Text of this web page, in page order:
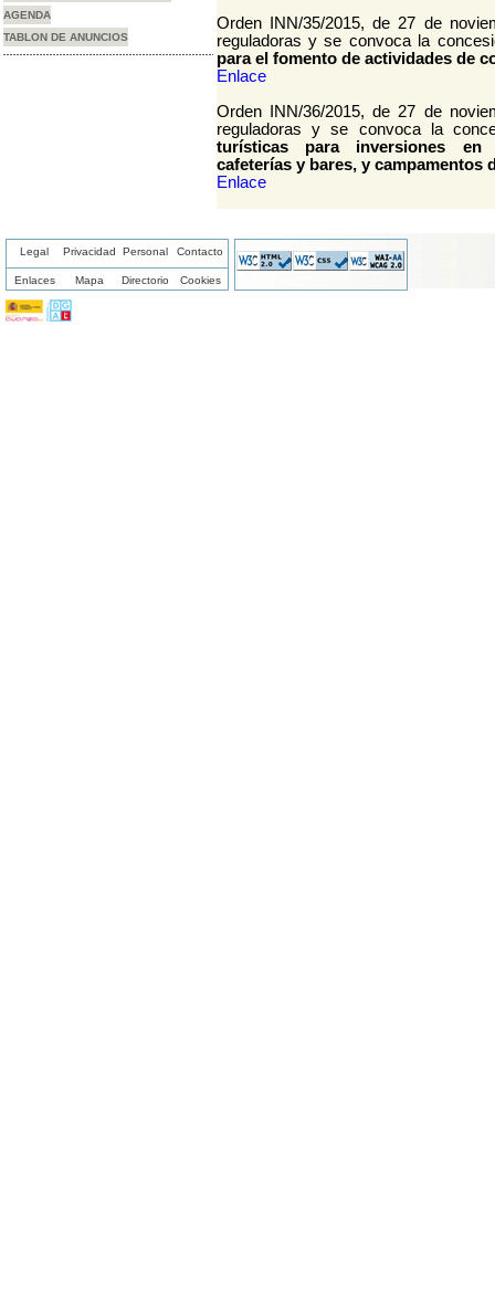
AGENDA
TABLON DE ANUNCIOS
Orden INN/35/2015, de 27 de
reguladoras y se convoca la
para el fomento de actividades de
Enlace
Orden INN/36/2015, de 27 de
reguladoras y se convoca la
turísticas para inversiones en
cafeterías y bares, y campamentos
Enlace
Legal Privacidad Personal Contacto
Enlaces Mapa Directorio Cookies